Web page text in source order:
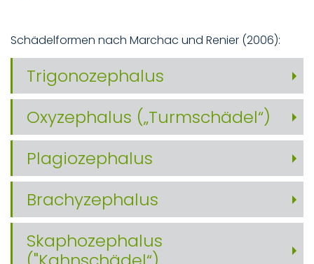
Schädelformen nach Marchac und Renier (2006):
Trigonozephalus
Oxyzephalus („Turmschädel“)
Plagiozephalus
Brachyzephalus
Skaphozephalus